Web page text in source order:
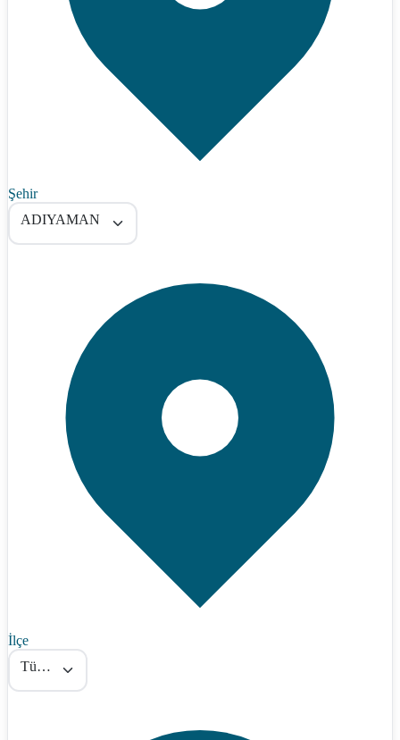
Şehir
ADIYAMAN
İlçe
Tümü